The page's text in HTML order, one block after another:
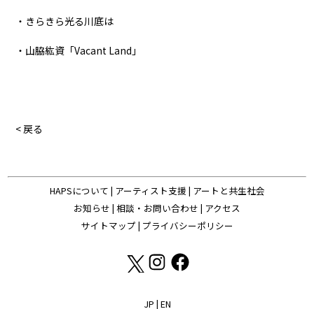
・きらきら光る川底は
・山脇紘資「Vacant Land」
< 戻る
HAPSについて | アーティスト支援 | アートと共生社会
お知らせ | 相談・お問い合わせ | アクセス
サイトマップ | プライバシーポリシー
JP | EN